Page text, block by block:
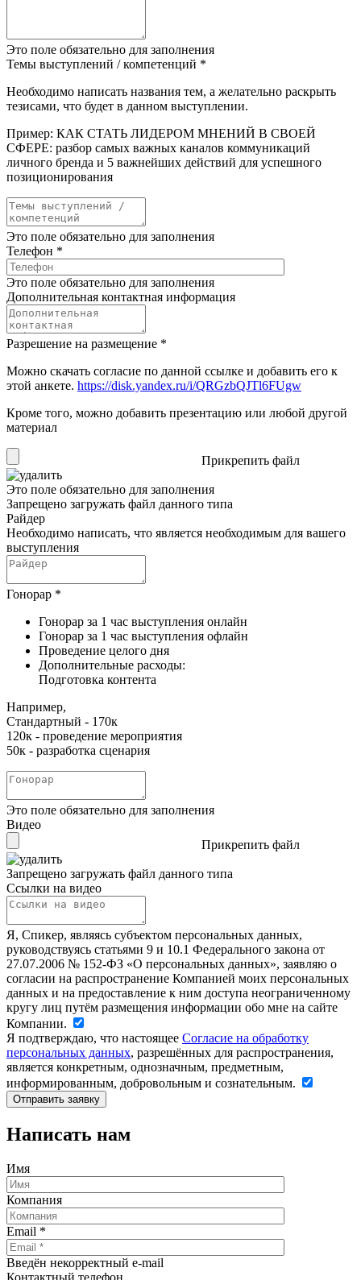
Это поле обязательно для заполнения
Темы выступлений / компетенций *
Необходимо написать названия тем, а желательно раскрыть
тезисами, что будет в данном выступлении.
Пример: КАК СТАТЬ ЛИДЕРОМ МНЕНИЙ В СВОЕЙ
СФЕРЕ: разбор самых важных каналов коммуникаций
личного бренда и 5 важнейших действий для успешного
позиционирования
Это поле обязательно для заполнения
Телефон *
Это поле обязательно для заполнения
Дополнительная контактная информация
Разрешение на размещение *
Можно скачать согласие по данной ссылке и добавить его к
этой анкете. https://disk.yandex.ru/i/QRGzbQJTl6FUgw
Кроме того, можно добавить презентацию или любой другой
материал
Прикрепить файл
Это поле обязательно для заполнения
Запрещено загружать файл данного типа
Райдер
Необходимо написать, что является необходимым для вашего
выступления
Гонорар *
Гонорар за 1 час выступления онлайн
Гонорар за 1 час выступления офлайн
Проведение целого дня
Дополнительные расходы:
Подготовка контента
Например,
Стандартный - 170к
120к - проведение мероприятия
50к - разработка сценария
Это поле обязательно для заполнения
Видео
Прикрепить файл
Запрещено загружать файл данного типа
Ссылки на видео
Я, Спикер, являясь субъектом персональных данных,
руководствуясь статьями 9 и 10.1 Федерального закона от
27.07.2006 № 152-ФЗ «О персональных данных», заявляю о
согласии на распространение Компанией моих персональных
данных и на предоставление к ним доступа неограниченному
кругу лиц путём размещения информации обо мне на сайте
Компании.
Я подтверждаю, что настоящее Согласие на обработку
персональных данных, разрешённых для распространения,
является конкретным, однозначным, предметным,
информированным, добровольным и сознательным.
Написать нам
Имя
Компания
Email *
Введён некорректный e-mail